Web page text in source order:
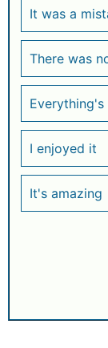
It was a
There was
Everything's
I enjoyed it
It's amazing